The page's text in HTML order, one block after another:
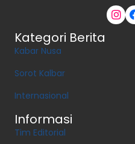
Kategori Berita
Kabar Nusa
Sorot Kalbar
Internasional
Informasi
Tim Editorial